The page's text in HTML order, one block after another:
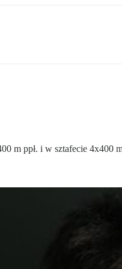
m ppł. i w sztafecie